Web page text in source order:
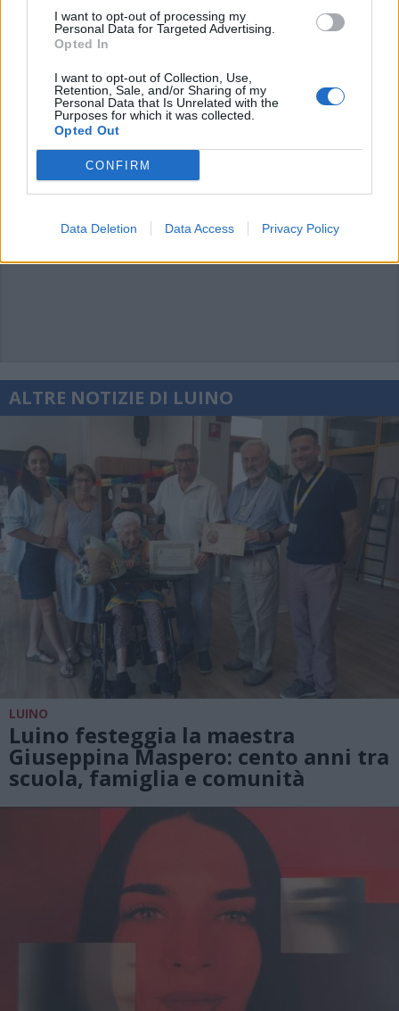
I want to opt-out of processing my
Personal Data for Targeted Advertising.
Opted In
I want to opt-out of Collection, Use,
Retention, Sale, and/or Sharing of my
Personal Data that Is Unrelated with the
Purposes for which it was collected.
Opted Out
CONFIRM
Data Deletion Data Access Privacy Policy
ALTRE NOTIZIE DI LUINO
LUINO
Luino festeggia la maestra
Giuseppina Maspero: cento anni tra
scuola, famiglia e comunità